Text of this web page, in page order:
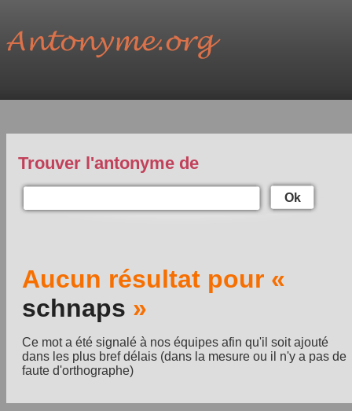
Trouver l'antonyme de
Ok
Aucun résultat pour «
schnaps »
Ce mot a été signalé à nos équipes afin qu'il soit ajouté
dans les plus bref délais (dans la mesure ou il n'y a pas de
faute d'orthographe)